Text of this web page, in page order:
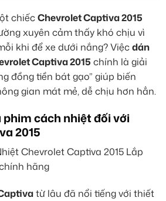
chiếcChevrolet Captiva 2015
xuyên cảm thấy khó chịu vì
khi để xe dưới nắng? Việcdán
Captiva 2015 chính là giải
đồng tiền bát gạo” giúp biến
gian mát mẻ, dễ chịu hơn hẳn.
cách nhiệt đối với
2015
từ lâu đã nổi tiếng với thiết